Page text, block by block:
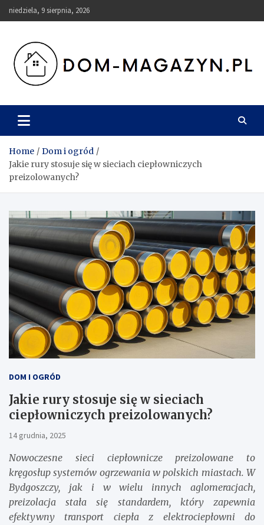
Skip
to
niedziela, 9 sierpnia, 2026
Dom-Magazyn.pl
Home
Dom i ogród
Jakie rury stosuje się w sieciach ciepłowniczych
preizolowanych?
DOM I OGRÓD
Jakie rury stosuje się w sieciach
ciepłowniczych preizolowanych?
14 grudnia, 2025
Nowoczesne sieci ciepłownicze preizolowane to
kręgosłup systemów ogrzewania w polskich miastach. W
Bydgoszczy, jak i w wielu innych aglomeracjach,
preizolacja stała się standardem, który zapewnia
efektywny transport ciepła z elektrociepłowni do